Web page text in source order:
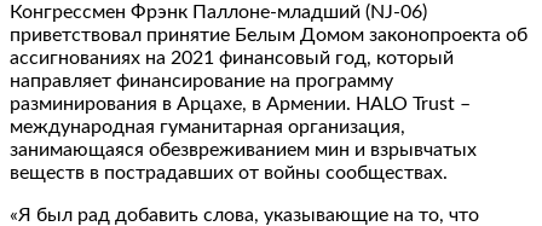
Конгрессмен Фрэнк Паллоне-младший (NJ-06)
приветствовал принятие Белым Домом законопроекта об
ассигнованиях на 2021 финансовый год, который
направляет финансирование на программу
разминирования в Арцахе, в Армении. HALO Trust –
международная гуманитарная организация,
занимающаяся обезвреживанием мин и взрывчатых
веществ в пострадавших от войны сообществах.
«Я был рад добавить слова, указывающие на то, что